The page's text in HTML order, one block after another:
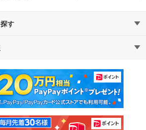
す
中古マンション
中古一戸建て
土地
教えて！住まいの先生